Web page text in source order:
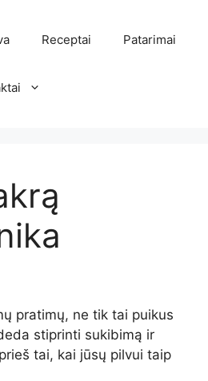
Receptai Patarimai
pratimų, ne tik tai puikus
stiprinti sukibimą ir
tai, kai jūsų pilvui taip